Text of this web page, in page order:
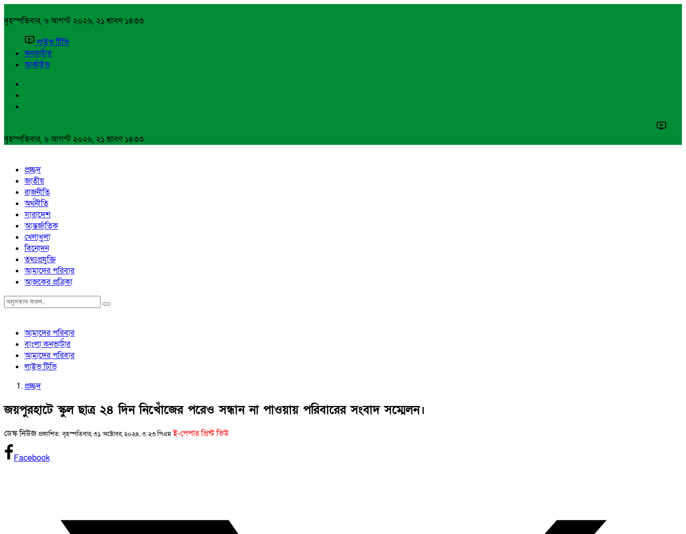
বৃহস্পতিবার, ৬ আগস্ট ২০২৬, ২১ শ্রাবণ ১৪৩৩
লাইভ টিভি
কনভার্টার
আর্কাইভ
বৃহস্পতিবার, ৬ আগস্ট ২০২৬, ২১ শ্রাবণ ১৪৩৩
প্রচ্ছদ
জাতীয়
রাজনীতি
অর্থনীতি
সারাদেশ
আন্তর্জাতিক
খেলাধুলা
বিনোদন
তথ্যপ্রযুক্তি
আমাদের পরিবার
আজকের প্রত্রিকা
আমাদের পরিবার
বাংলা কনভার্টার
আমাদের পরিবার
লাইভ টিভি
প্রচ্ছদ
জয়পুরহাটে স্কুল ছাত্র ২৪ দিন নিখোঁজের পরেও সন্ধান না পাওয়ায় পরিবারের সংবাদ সম্মেলন।
ডেস্ক নিউজপ্রকাশিত: বৃহস্পতিবার, ৩১ অক্টোবর, ২০২৪, ৩:২৩ পিএম ই-পেপার প্রিন্ট ভিউ
Facebook